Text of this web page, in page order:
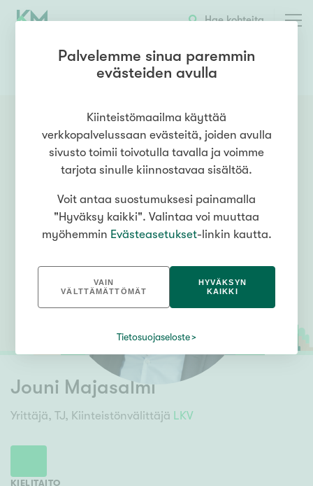
Hae kohteita
0504627711 OTA YHTEYTTÄ
Jouni Majasalmi
Yrittäjä, TJ, Kiinteistönvälittäjä LKV
KIELITAITO
Palvelemme sinua paremmin
evästeiden avulla
Kiinteistömaailma käyttää
verkkopalvelussaan evästeitä, joiden avulla
sivusto toimii toivotulla tavalla ja voimme
tarjota sinulle kiinnostavaa sisältöä.
Voit antaa suostumuksesi painamalla
"Hyväksy kaikki". Valintaa voi muuttaa
myöhemmin Evästeasetukset-linkin kautta.
VAIN
VÄLTTÄMÄTTÖMÄT
HYVÄKSYN
KAIKKI
Tietosuojaseloste